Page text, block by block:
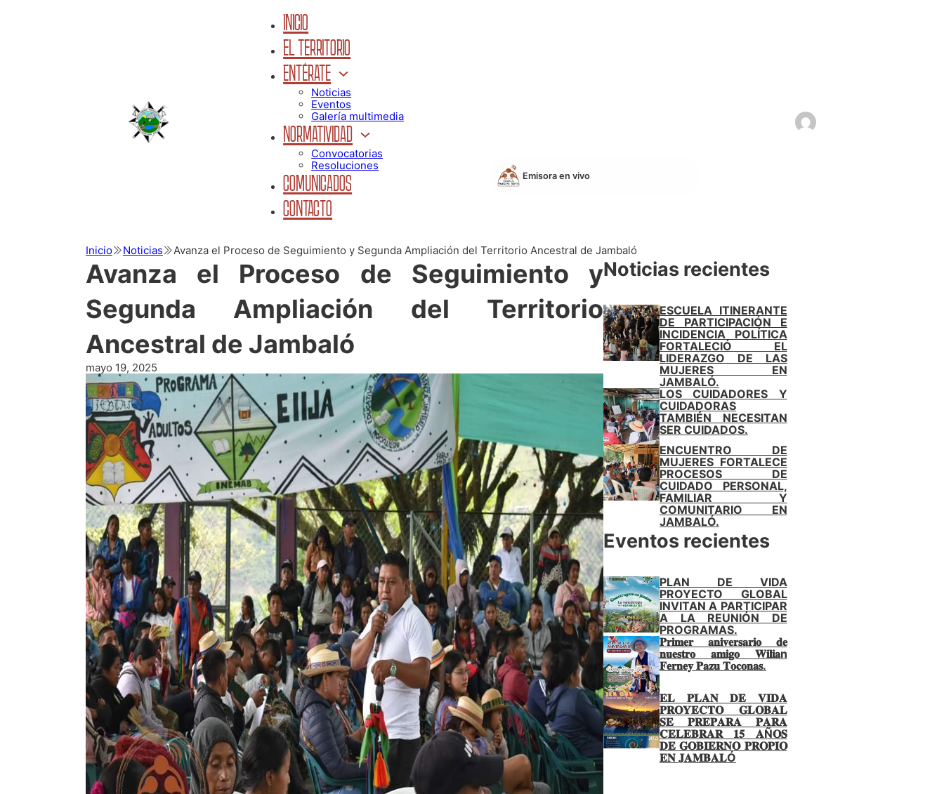
INICIO
EL TERRITORIO
ENTÉRATE
Noticias
Eventos
Galería multimedia
NORMATIVIDAD
Convocatorias
Resoluciones
COMUNICADOS
CONTACTO
Emisora en vivo
Inicio Noticias Avanza el Proceso de Seguimiento y Segunda Ampliación del Territorio Ancestral de Jambaló
Avanza el Proceso de Seguimiento y
Segunda Ampliación del Territorio
Ancestral de Jambaló
mayo 19, 2025
Noticias recientes
ESCUELA ITINERANTE
DE PARTICIPACIÓN E
INCIDENCIA POLÍTICA
FORTALECIÓ EL
LIDERAZGO DE LAS
MUJERES EN
JAMBALÓ.
LOS CUIDADORES Y
CUIDADORAS
TAMBIÉN NECESITAN
SER CUIDADOS.
ENCUENTRO DE
MUJERES FORTALECE
PROCESOS DE
CUIDADO PERSONAL,
FAMILIAR Y
COMUNITARIO EN
JAMBALÓ.
Eventos recientes
PLAN DE VIDA
PROYECTO GLOBAL
INVITAN A PARTICIPAR
A LA REUNIÓN DE
PROGRAMAS.
𝐏𝐫𝐢𝐦𝐞𝐫 𝐚𝐧𝐢𝐯𝐞𝐫𝐬𝐚𝐫𝐢𝐨 𝐝𝐞
𝐧𝐮𝐞𝐬𝐭𝐫𝐨 𝐚𝐦𝐢𝐠𝐨 𝐖𝐢𝐥𝐢𝐚n
𝐅𝐞𝐫𝐧𝐞𝐲 𝐏𝐚𝐳𝐮 𝐓𝐨𝐜𝐨𝐧𝐚𝐬.
𝐄𝐋 𝐏𝐋𝐀𝐍 𝐃𝐄 𝐕𝐈𝐃𝐀
𝐏𝐑𝐎𝐘𝐄𝐂𝐓𝐎 𝐆𝐋𝐎𝐁𝐀𝐋
𝐒𝐄 𝐏𝐑𝐄𝐏𝐀𝐑𝐀 𝐏𝐀𝐑𝐀
𝐂𝐄𝐋𝐄𝐁𝐑𝐀𝐑 𝟏𝟓 𝐀Ñ𝐎𝐒
𝐃𝐄 𝐆𝐎𝐁𝐈𝐄𝐑𝐍𝐎 𝐏𝐑𝐎𝐏𝐈𝐎
𝐄𝐍 𝐉𝐀𝐌𝐁𝐀𝐋Ó